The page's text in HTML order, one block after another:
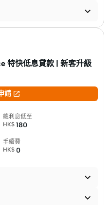

特快低息貸款 | 新客升級
請 
總利息低至
HK$ 180
手續費
HK$ 0

